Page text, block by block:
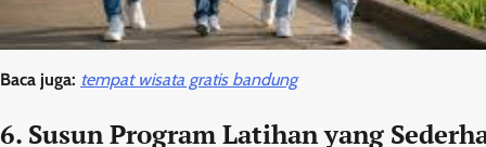
Baca juga: tempat wisata gratis bandung
6. Susun Program Latihan yang